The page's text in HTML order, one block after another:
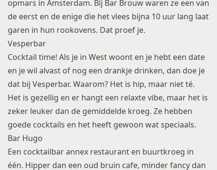
opmars in Amsterdam. Bij Bar Brouw waren ze een van
de eerst en de enige die het vlees bijna 10 uur lang laat
garen in hun rookovens. Dat proef je.
Vesperbar
Cocktail time! Als je in West woont en je hebt een date
en je wil alvast of nog een drankje drinken, dan doe je
dat bij Vesperbar. Waarom? Het is hip, maar niet té.
Het is gezellig en er hangt een relaxte vibe, maar het is
zeker leuker dan de gemiddelde kroeg. Ze hebben
goede cocktails en het heeft gewoon wat speciaals.
Bar Hugo
Een cocktailbar annex restaurant en buurtkroeg in
één. Hipper dan een oud bruin cafe, minder fancy dan